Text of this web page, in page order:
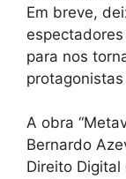
Em breve,
para nos
A obra
Bernardo
Direito